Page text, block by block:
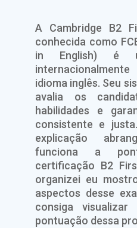
A Cambridge B2
conhecida como
in English) é
idioma inglês. Seu
avalia os
habilidades e
consistente e
explicação
funciona a
certificação B2
organizei eu
aspectos desse
consiga
pontuação dessa